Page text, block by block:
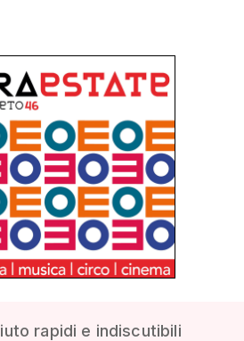
rapidi e indiscutibili